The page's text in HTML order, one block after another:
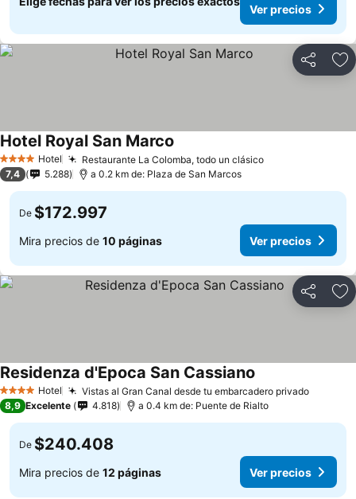
Ver precios
Compartir
4 EstrellasHotel Restaurante La Colomba, todo un clásico
Hotel Royal San Marco
7,4 5.288 a 0.2 km de: Plaza de San Marcos
De $172.997
Mira precios de 10 páginas Ver precios
Compartir
4 EstrellasHotel Vistas al Gran Canal desde tu embarcadero privado
Residenza d'Epoca San Cassiano
8,9 Excelente 4.818 a 0.4 km de: Puente de Rialto
De $240.408
Mira precios de 12 páginas Ver precios